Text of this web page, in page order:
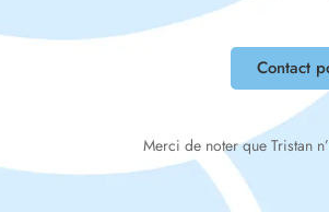
Contact
Merci de noter que Tristan